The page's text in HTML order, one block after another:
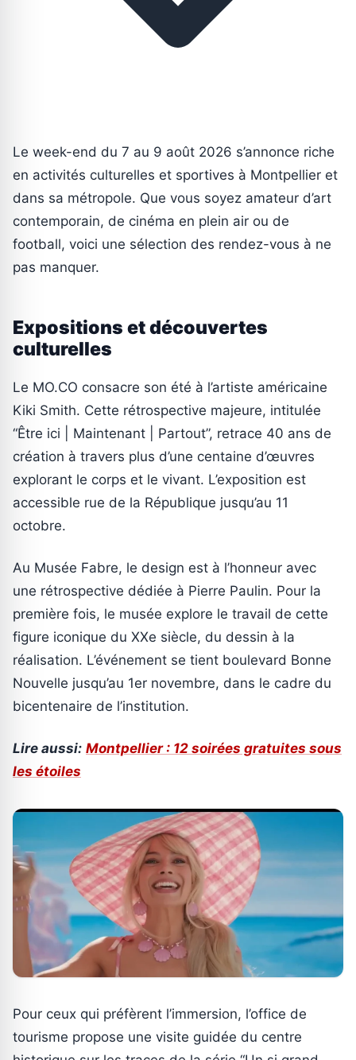
Le week-end du 7 au 9 août 2026 s’annonce riche
en activités culturelles et sportives à Montpellier et
dans sa métropole. Que vous soyez amateur d’art
contemporain, de cinéma en plein air ou de
football, voici une sélection des rendez-vous à ne
pas manquer.
Expositions et découvertes
culturelles
Le MO.CO consacre son été à l’artiste américaine
Kiki Smith. Cette rétrospective majeure, intitulée
“Être ici | Maintenant | Partout”, retrace 40 ans de
création à travers plus d’une centaine d’œuvres
explorant le corps et le vivant. L’exposition est
accessible rue de la République jusqu’au 11
octobre.
Au Musée Fabre, le design est à l’honneur avec
une rétrospective dédiée à Pierre Paulin. Pour la
première fois, le musée explore le travail de cette
figure iconique du XXe siècle, du dessin à la
réalisation. L’événement se tient boulevard Bonne
Nouvelle jusqu’au 1er novembre, dans le cadre du
bicentenaire de l’institution.
Lire aussi: Montpellier : 12 soirées gratuites sous
les étoiles
Pour ceux qui préfèrent l’immersion, l’office de
tourisme propose une visite guidée du centre